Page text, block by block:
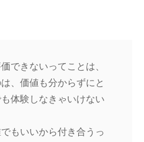
できないってことは、
、価値も分からずにと
体験しなきゃいけない
もいいから付き合うっ